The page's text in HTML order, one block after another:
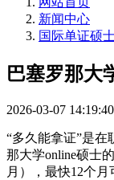
新闻中心
国际单证硕
巴塞罗那大
2026-03-07 14:19:40
“多久能拿证”是在
那大学online硕士
月），最快12个